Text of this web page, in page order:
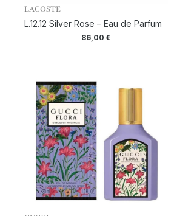
LACOSTE
L.12.12 Silver Rose – Eau de Parfum
86,00€